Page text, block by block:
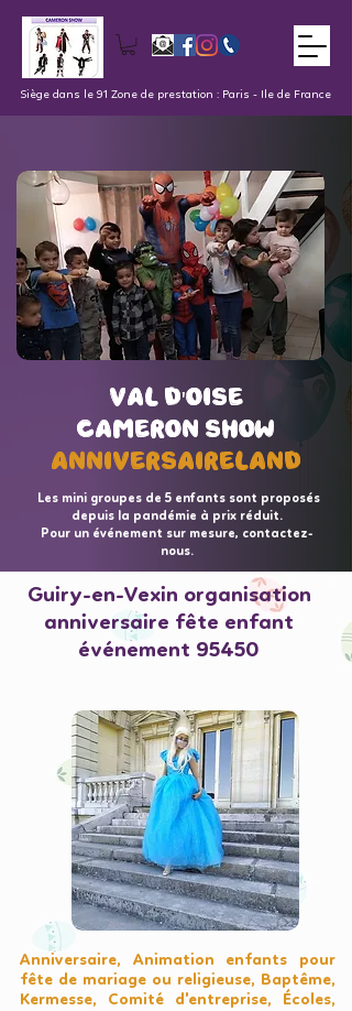
Siège dans le 91 Zone de prestation : Paris - Ile de France
val d'oise
Cameron Show
AnniversaireLand
val d'oise
Cameron Show
AnniversaireLand
Les mini groupes de 5 enfants sont proposés
depuis la pandémie à prix réduit.
Pour un événement sur mesure, contactez-
nous.
Guiry-en-Vexin organisation
anniversaire fête enfant
événement 95450
Anniversaire, Animation enfants pour
fête de mariage ou religieuse, Baptême,
Kermesse, Comité d'entreprise, Écoles,